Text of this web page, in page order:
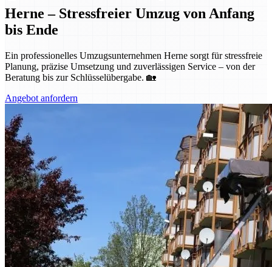
Herne – Stressfreier Umzug von Anfang
bis Ende
Ein professionelles Umzugsunternehmen Herne sorgt für stressfreie
Planung, präzise Umsetzung und zuverlässigen Service – von der
Beratung bis zur Schlüsselübergabe. 🏡
Angebot anfordern